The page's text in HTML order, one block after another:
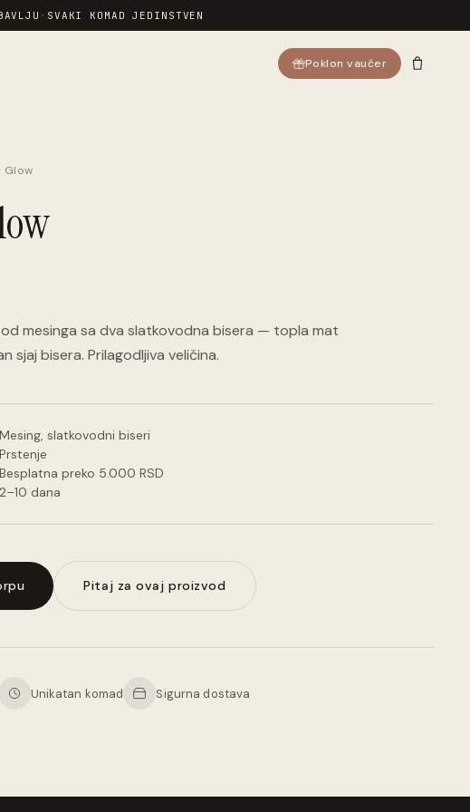
· SVAKI KOMAD JEDINSTVEN
Poklon vaučer
Glow
mesinga sa dva slatkovodna bisera — topla mat
sjaj bisera. Prilagodljiva veličina.
Mesing, slatkovodni biseri
Prstenje
Besplatna preko 5.000 RSD
2–10 dana
Pitaj za ovaj proizvod
Unikatan komad Sigurna dostava